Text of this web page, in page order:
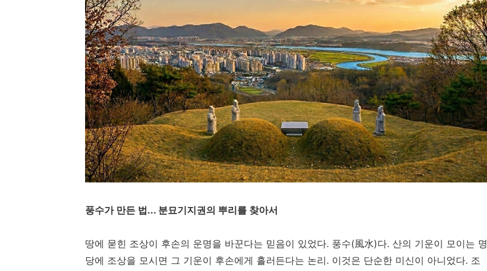
풍수가 만든 법... 분묘기지권의 뿌리를 찾아서
땅에 묻힌 조상이 후손의 운명을 바꾼다는 믿음이 있었다. 풍수(風水)다. 산의 기운이 모이는 명
당에 조상을 모시면 그 기운이 후손에게 흘러든다는 논리. 이것은 단순한 미신이 아니었다. 조